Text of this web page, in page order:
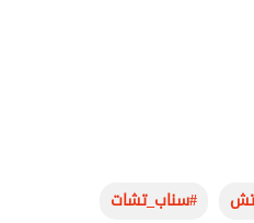
سناب_تشات#